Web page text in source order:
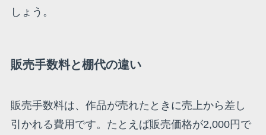
しょう。
販売手数料と棚代の違い
販売手数料は、作品が売れたときに売上から差し
引かれる費用です。たとえば販売価格が2,000円で